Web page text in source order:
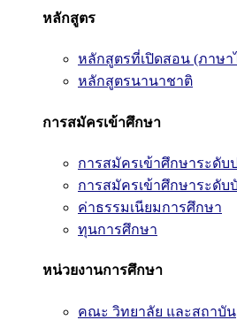
หลักสูตร
หลักสูตรที่เปิดสอน (ภาษา
หลักสูตรนานาชาติ
การสมัครเข้าศึกษา
การสมัครเข้าศึกษาระดั
การสมัครเข้าศึกษาระดั
ค่าธรรมเนียมการศึกษา
ทุนการศึกษา
หน่วยงานการศึกษา
คณะ วิทยาลัย และสถาบัน